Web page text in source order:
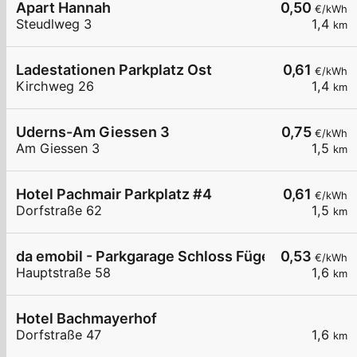
0,50 €/kWh
1,4 km
Apart Hannah
Steudlweg 3
0,61 €/kWh
1,4 km
Ladestationen Parkplatz Ost
Kirchweg 26
0,75 €/kWh
1,5 km
Uderns-Am Giessen 3
Am Giessen 3
0,61 €/kWh
1,5 km
Hotel Pachmair Parkplatz #4
Dorfstraße 62
0,53 €/kWh
1,6 km
da emobil - Parkgarage Schloss Fügen
Hauptstraße 58
1,6 km
Hotel Bachmayerhof
Dorfstraße 47